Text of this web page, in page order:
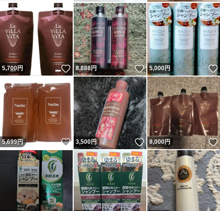
5,700円 いいね！
8,888円 いいね！
5,000円
5,699円 いいね！
3,500円 いいね！
8,000円